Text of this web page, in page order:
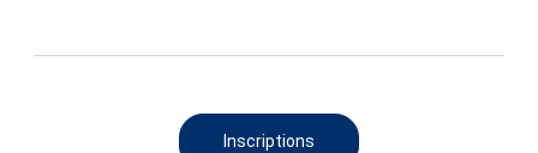
Inscriptions